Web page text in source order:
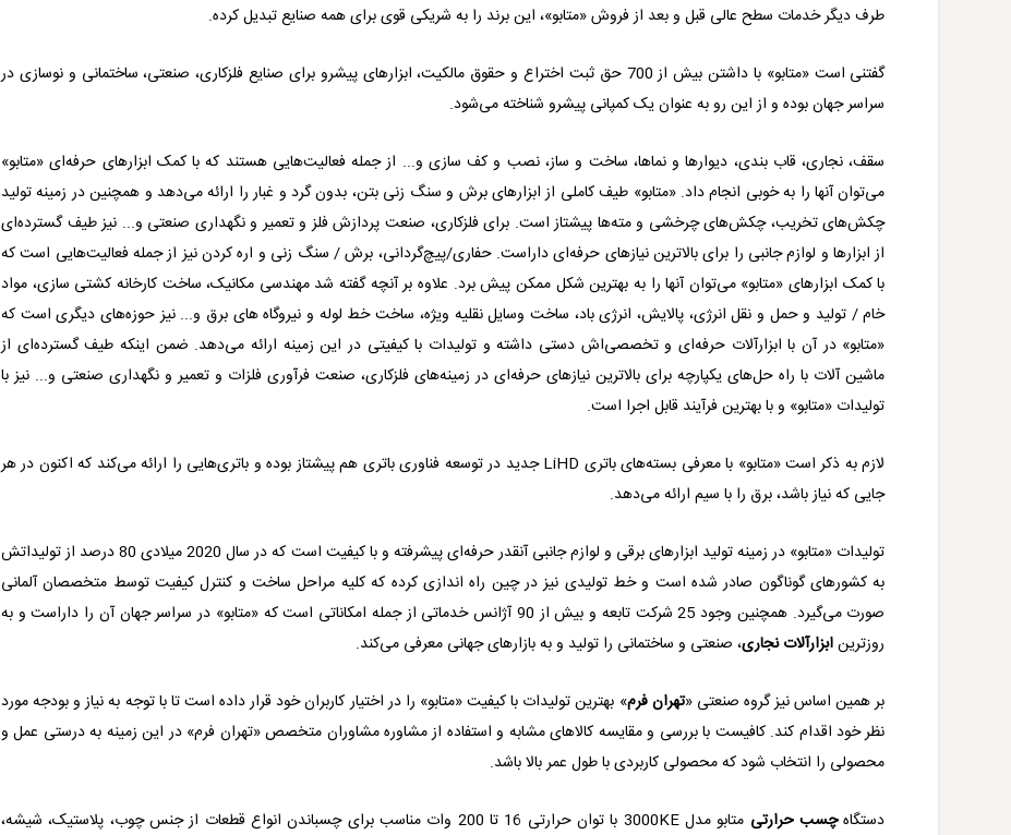
طرف دیگر خدمات سطح عالی قبل و بعد از فروش «متابو»، این برند را به شریکی قوی برای همه صنایع تبدیل کرده.
گفتنی است «متابو
» با داشتن بیش از 700 حق ثبت اختراع و حقوق مالکیت، ابزارهای پیشرو برای صنایع فلزکاری، صنعتی، ساختمانی و نوسازی در
سراسر جهان بوده و از این رو به عنوان یک کمپانی پیشرو شناخته می‌شود.
سقف، نجاری، قاب بندی، دیوارها و نماها، ساخت و ساز، نصب و کف سازی و... از جمله فعالیت‌هایی هستند که با کمک ابزارهای حرفه‌ای «متابو»
می‌توان آنها را به خوبی انجام داد. «متابو» طیف کاملی از ابزارهای برش و سنگ زنی بتن، بدون گرد و غبار را ارائه می‌دهد و همچنین در زمینه تولید
چکش‌های تخریب، چکش‌های چرخشی و مته‌ها پیشتاز است. برای فلزکاری، صنعت پردازش فلز و تعمیر و نگهداری صنعتی و... نیز طیف گسترده‌ای
از ابزارها و لوازم جانبی را برای بالاترین نیازهای حرفه‌ای داراست. حفاری/پیچ‌گردانی، برش / سنگ زنی و اره کردن نیز از جمله فعالیت‌هایی است که
با کمک ابزارهای «متابو» می‌‌توان آنها را به بهترین شکل ممکن پیش برد. علاوه بر آنچه گفته شد مهندسی مکانیک، ساخت کارخانه کشتی سازی، مواد
خام / تولید و حمل و نقل انرژی، پالایش، انرژی باد، ساخت وسایل نقلیه ویژه، ساخت خط لوله و نیروگاه های برق و... نیز حوزه‌های دیگری است که
«متابو» در آن با ابزارآلات حرفه‌ای و تخصصی‌اش دستی داشته و تولیدات با کیفیتی در این زمینه ارائه می‌دهد. ضمن اینکه طیف گسترده‌ای از
ماشین آلات با راه حل‌های یکپارچه برای بالاترین نیازهای حرفه‌ای در زمینههای فلزکاری، صنعت فرآوری فلزات و تعمیر و نگهداری صنعتی و... نیز با
تولیدات «متابو» و با بهترین فرآیند قابل اجرا است.
لازم به ذکر است «متابو» با معرفی بسته‌های باتری LiHDجدید در توسعه فناوری باتری هم پیشتاز بوده و باتری‌هایی را ارائه می‌کند که اکنون در هر
جایی که نیاز باشد، برق را با سیم ارائه می‌دهد.
تولیدات «متابو» در زمینه تولید ابزارهای برقی و لوازم جانبی آنقدر حرفه‌ای پیشرفته و با کیفیت است که در سال 2020 میلادی 80 درصد از تولیداتش
به کشورهای گوناگون صادر شده است و خط تولیدی نیز در چین راه اندازی کرده که کلیه مراحل ساخت و کنترل کیفیت توسط متخصصان آلمانی
صورت می‌گیرد. همچنین وجود 25 شرکت تابعه و بیش از 90 آژانس خدماتی از جمله امکاناتی است که «متابو» در سراسر جهان آن را داراست و به
روزترینابزارآلات نجاری، صنعتی و ساختمانی را تولید و به بازارهای جهانی معرفی می‌کند.
بر همین اساس نیز گروه صنعتی «تهران فرم» بهترین تولیدات با کیفیت «متابو» را در اختیار کاربران خود قرار داده است تا با توجه به نیاز و بودجه مورد
نظر خود اقدام کند. کافیست با بررسی و مقایسه کالاهای مشابه و استفاده از مشاوره مشاوران متخصص «تهران فرم» در این زمینه به درستی عمل و
محصولی را انتخاب شود که محصولی کاربردی با طول عمر بالا باشد.
دستگاهچسب حرارتی متابو مدلKE
3000 با توان حرارتی 16 تا 200 وات مناسب برای چسباندن انواع قطعات از جنس چوب، پلاستیک، شیشه،